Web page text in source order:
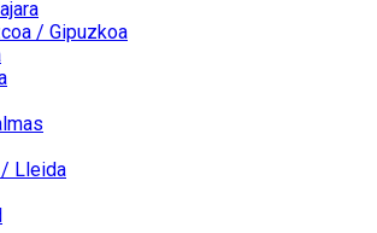
/ Gipuzkoa
Lleida